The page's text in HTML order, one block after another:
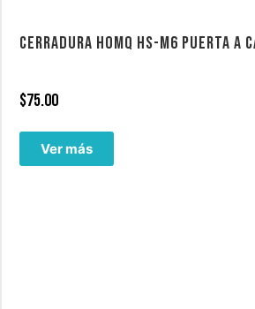
CERRADURA HOMQ HS-M6 PUERTA A
$75.00
Ver más